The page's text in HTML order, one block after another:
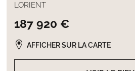
LORIENT
187 920 €
AFFICHER SUR LA CARTE